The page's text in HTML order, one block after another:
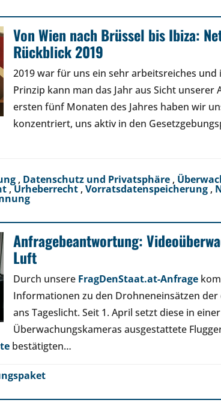
Von Wien nach Brüssel bis Ibiza:
Rückblick 2019
2019 war für uns ein sehr arbeitsreiches und
Prinzip kann man das Jahr aus Sicht unserer
ersten fünf Monaten des Jahres haben wir
konzentriert, uns aktiv in den
, Datenschutz und Privatsphäre ,
,Urheberrecht , Vorratsdatenspeicherung ,
Anfragebeantwortung:
Luft
Durch unsere FragDenStaat.at-Anfrage
Informationen zu den Drohneneinsätzen der
ans Tageslicht. Seit 1. April setzt diese in
Überwachungskameras ausgestattete
bestätigten…